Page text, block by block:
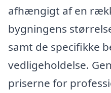
afhængigt af en
bygningens
samt de specifikke
vedligeholdelse.
priserne for